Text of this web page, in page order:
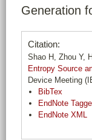
Generation
Citation:
Shao H, Zhou Y,
Entropy Source
Device Meeting
BibTex
EndNote
EndNote XML